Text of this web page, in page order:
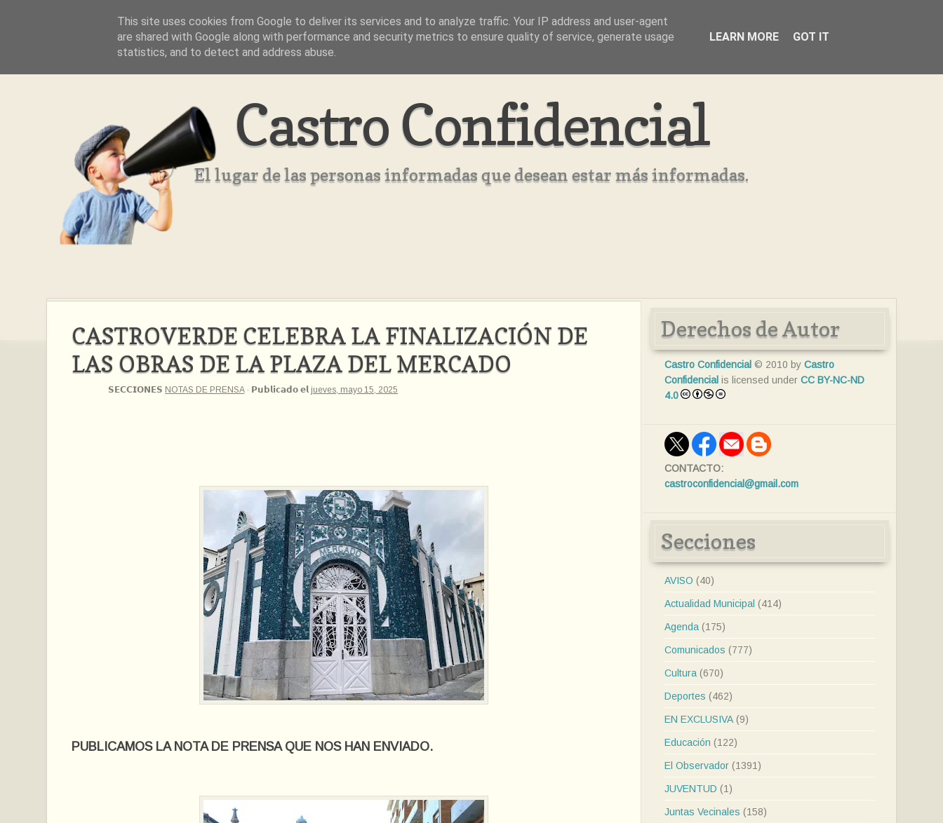
Aviso Legal Quienes Somos ??
Castro Confidencial
El lugar de las personas informadas que desean estar más informadas.
CASTROVERDE CELEBRA LA FINALIZACIÓN DE
LAS OBRAS DE LA PLAZA DEL MERCADO
𝗦𝗘𝗖𝗖𝗜𝗢𝗡𝗘𝗦 NOTAS DE PRENSA · 𝗣𝘂𝗯𝗹𝗶𝗰𝗮𝗱𝗼 𝗲𝗹 jueves, mayo 15, 2025
PUBLICAMOS LA NOTA DE PRENSA QUE NOS HAN ENVIADO.
Derechos de Autor
Castro Confidencial © 2010 by Castro
Confidencial is licensed under CC BY-NC-ND
4.0
CONTACTO:
castroconfidencial@gmail.com
Secciones
AVISO (40)
Actualidad Municipal (414)
Agenda (175)
Comunicados (777)
Cultura (670)
Deportes (462)
EN EXCLUSIVA (9)
Educación (122)
El Observador (1391)
JUVENTUD (1)
Juntas Vecinales (158)
This site uses cookies from Google to deliver its services and to analyze traffic. Your IP address and user-agent
are shared with Google along with performance and security metrics to ensure quality of service, generate usage
statistics, and to detect and address abuse.
LEARN MORE GOT IT